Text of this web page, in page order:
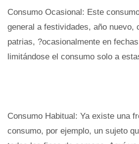
Consumo Ocasional: Este
general a festividades, año nuevo,
patrias, ?ocasionalmente en
limitándose el consumo solo a
Consumo Habitual: Ya existe una
consumo, por ejemplo, un sujeto